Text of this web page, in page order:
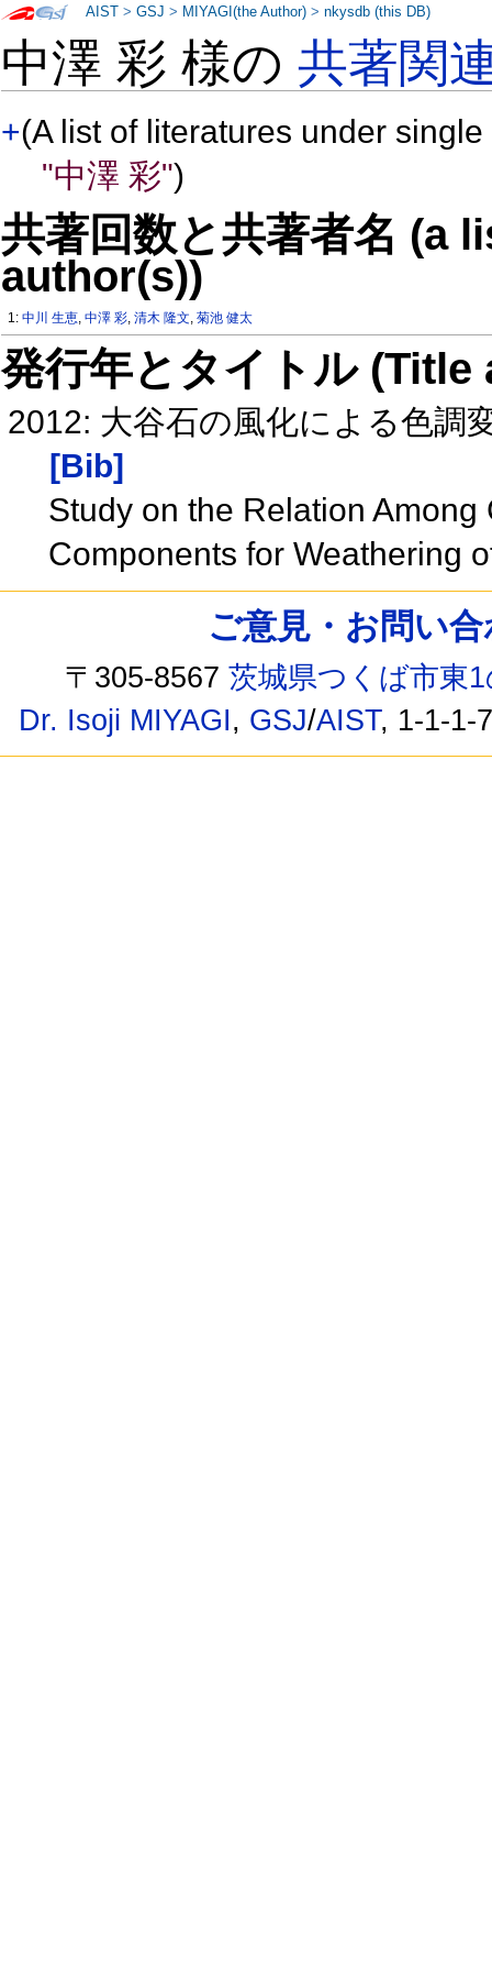
中澤 彩 様の共著関
+(A list of literatures under
"中澤 彩")
共著回数と共著者名 (a
author(s))
1:中川 生恵,中澤 彩,清木 隆文,菊池 健太
発行年とタイトル
2012: 大谷石の風化による色調
[Bib]
Study on the Relation
Components for Weathering
AIST >GSJ > MIYAGI(the Author) >nkysdb (this DB)
ご意見・お問い
〒305-8567茨城県つくば市東
Dr. Isoji MIYAGI, GSJ/AIST, 1-1-1-